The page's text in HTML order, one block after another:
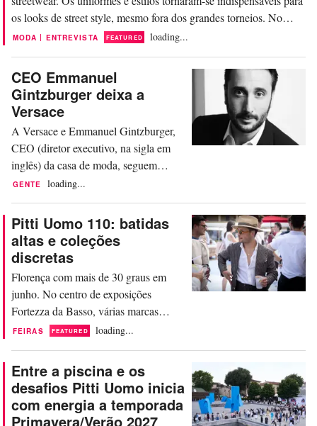
os looks de street style, mesmo fora dos grandes torneios. No
geral, o esporte parece estar vivendo seu momento na moda. Isso
MODA | ENTREVISTA FEATURED loading...
CEO Emmanuel
Gintzburger deixa a
Versace
A Versace e Emmanuel Gintzburger,
CEO (diretor executivo, na sigla em
inglês) da casa de moda, seguem
caminhos diferentes. Gintzburger está
comando da casa de moda, informa a
publicação especializada WWD. Ele
ingressou em setembro de 2022, vindo
da Alexander McQueen, onde ocupou
o cargo de CEO por cerca de seis...
GENTE loading...
Pitti Uomo 110: batidas
altas e coleções
discretas
Florença com mais de 30 graus em
junho. No centro de exposições
Fortezza da Basso, várias marcas
tocavam música alta simultaneamente
acusticamente. As coleções, por sua
vez, eram mais discretas. Elas eram
mais minimalistas, clean, com foco na
FEIRAS FEATURED loading...
Entre a piscina e os
desafios Pitti Uomo inicia
com energia a temporada
Primavera/Verão 2027